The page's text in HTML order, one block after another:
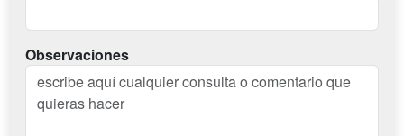
Observaciones